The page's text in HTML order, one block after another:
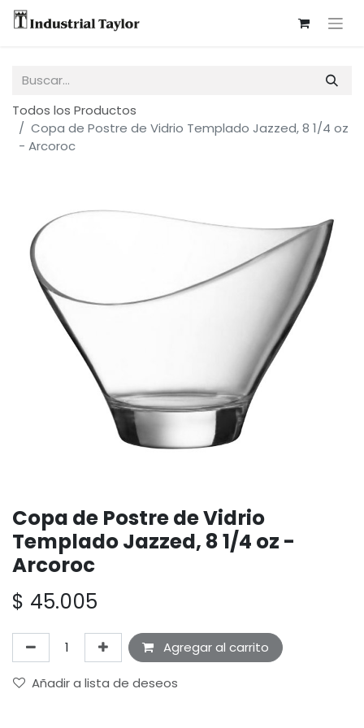
Todos los Productos
Copa de Postre de Vidrio Templado Jazzed, 8 1/4 oz
- Arcoroc
Copa de Postre de Vidrio
Templado Jazzed, 8 1/4 oz -
Arcoroc
$ 45.005
Agregar al carrito
Añadir a lista de deseos